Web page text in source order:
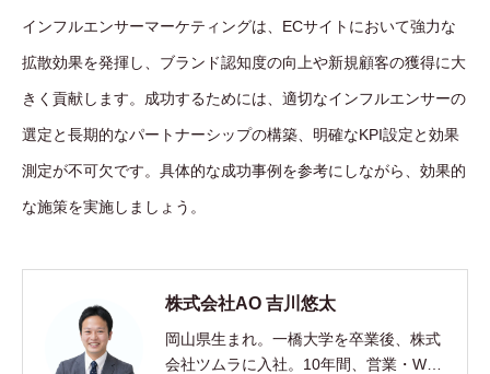
インフルエンサーマーケティングは、ECサイトにおいて強力な
拡散効果を発揮し、ブランド認知度の向上や新規顧客の獲得に大
きく貢献します。成功するためには、適切なインフルエンサーの
選定と長期的なパートナーシップの構築、明確なKPI設定と効果
測定が不可欠です。具体的な成功事例を参考にしながら、効果的
な施策を実施しましょう。
株式会社AO 吉川悠太
岡山県生まれ。一橋大学を卒業後、株式
会社ツムラに入社。10年間、営業・Web